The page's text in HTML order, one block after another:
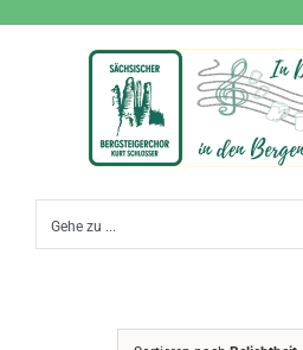
Gehe zu ...